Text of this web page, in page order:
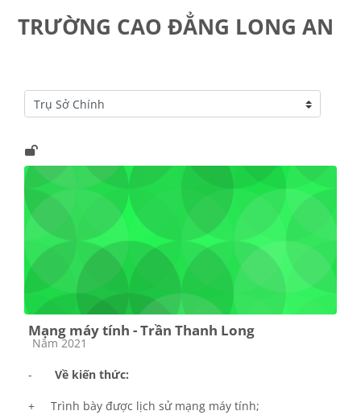
khoá
học
TRƯỜNG CAO ĐẲNG LONG AN
Danh mục khoá học
Mạng máy tính - Trần Thanh Long
Các loại khóa học
Năm 2021
- Về kiến thức:
+ Trình bày được lịch sử mạng máy tính;